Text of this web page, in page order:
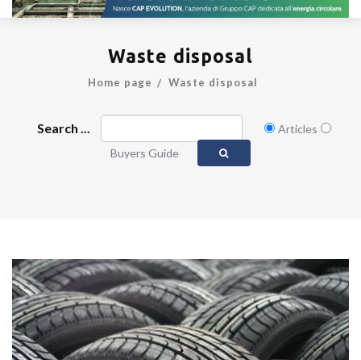
Waste disposal
Home page Waste disposal
Search ...
Articles
Buyers Guide